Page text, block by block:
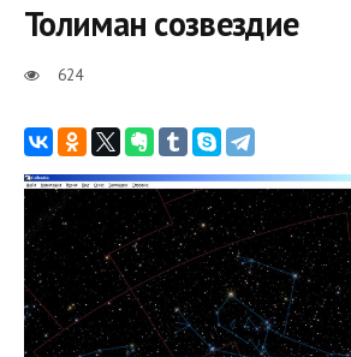
Толиман созвездие
624